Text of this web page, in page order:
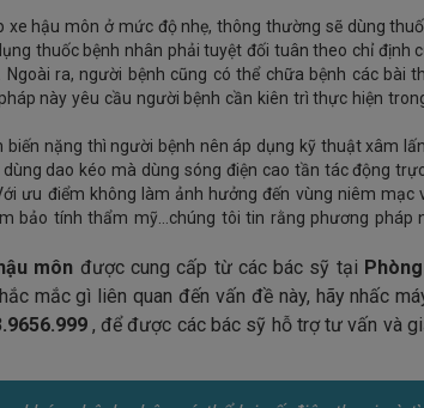
hậu môn ở mức độ nhẹ, thông thường sẽ dùng
thuốc bệnh nhân phải tuyệt đối tuân theo chỉ định
ra, người bệnh cũng có thể chữa bệnh các bài
này yêu cầu người bệnh cần kiên trì thực hiện
nặng thì người bệnh nên áp dụng kỹ thuật xâm
dao kéo mà dùng sóng điện cao tần tác động
ưu điểm không làm ảnh hưởng đến vùng niêm mạc
bảo tính thẩm mỹ…chúng tôi tin rằng phương pháp
môn được cung cấp từ các bác sỹ tại
mắc gì liên quan đến vấn đề này, hãy nhấc
, để được các bác sỹ hỗ trợ tư vấn và